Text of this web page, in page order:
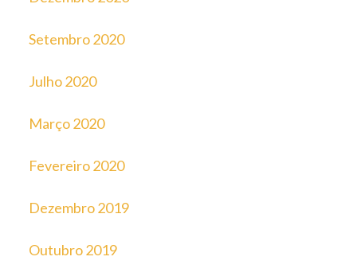
Setembro 2020
Julho 2020
Março 2020
Fevereiro 2020
Dezembro 2019
Outubro 2019